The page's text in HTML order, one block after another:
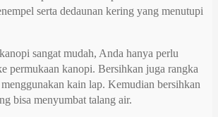
serta dedaunan kering yang menutupi
sangat mudah, Anda hanya perlu
permukaan kanopi. Bersihkan juga rangka
kain lap. Kemudian bersihkan
bisa menyumbat talang air.